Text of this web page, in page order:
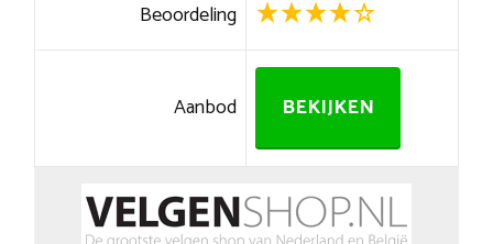
Beoordeling
Aanbod BEKIJKEN